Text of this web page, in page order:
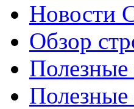
Новости
Обзор
Полезные
Полезные